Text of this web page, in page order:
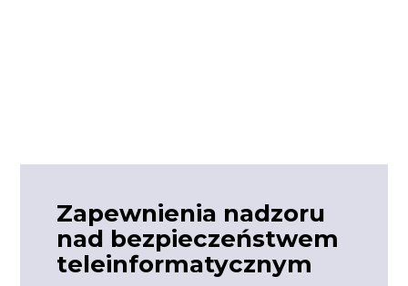
Zapewnienia nadzoru
nad bezpieczeństwem
teleinformatycznym